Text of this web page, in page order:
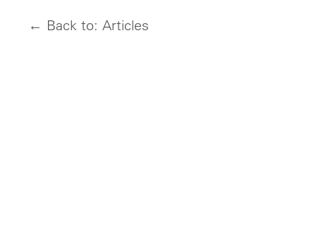
← Back to: Articles